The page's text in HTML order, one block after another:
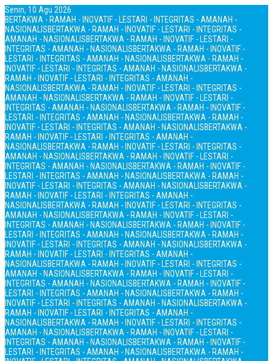
Senin, 10 Agu 2026
BERTAKWA - RAMAH - INOVATIF - LESTARI - INTEGRITAS - AMANAH -
NASIONALISBERTAKWA - RAMAH - INOVATIF - LESTARI - INTEGRITAS -
AMANAH - NASIONALISBERTAKWA - RAMAH - INOVATIF - LESTARI -
INTEGRITAS - AMANAH - NASIONALISBERTAKWA - RAMAH - INOVATIF -
LESTARI - INTEGRITAS - AMANAH - NASIONALISBERTAKWA - RAMAH -
INOVATIF - LESTARI - INTEGRITAS - AMANAH - NASIONALISBERTAKWA -
RAMAH - INOVATIF - LESTARI - INTEGRITAS - AMANAH -
NASIONALISBERTAKWA - RAMAH - INOVATIF - LESTARI - INTEGRITAS -
AMANAH - NASIONALISBERTAKWA - RAMAH - INOVATIF - LESTARI -
INTEGRITAS - AMANAH - NASIONALISBERTAKWA - RAMAH - INOVATIF -
LESTARI - INTEGRITAS - AMANAH - NASIONALISBERTAKWA - RAMAH -
INOVATIF - LESTARI - INTEGRITAS - AMANAH - NASIONALISBERTAKWA -
RAMAH - INOVATIF - LESTARI - INTEGRITAS - AMANAH -
NASIONALISBERTAKWA - RAMAH - INOVATIF - LESTARI - INTEGRITAS -
AMANAH - NASIONALISBERTAKWA - RAMAH - INOVATIF - LESTARI -
INTEGRITAS - AMANAH - NASIONALISBERTAKWA - RAMAH - INOVATIF -
LESTARI - INTEGRITAS - AMANAH - NASIONALISBERTAKWA - RAMAH -
INOVATIF - LESTARI - INTEGRITAS - AMANAH - NASIONALISBERTAKWA -
RAMAH - INOVATIF - LESTARI - INTEGRITAS - AMANAH -
NASIONALISBERTAKWA - RAMAH - INOVATIF - LESTARI - INTEGRITAS -
AMANAH - NASIONALISBERTAKWA - RAMAH - INOVATIF - LESTARI -
INTEGRITAS - AMANAH - NASIONALISBERTAKWA - RAMAH - INOVATIF -
LESTARI - INTEGRITAS - AMANAH - NASIONALISBERTAKWA - RAMAH -
INOVATIF - LESTARI - INTEGRITAS - AMANAH - NASIONALISBERTAKWA -
RAMAH - INOVATIF - LESTARI - INTEGRITAS - AMANAH -
NASIONALISBERTAKWA - RAMAH - INOVATIF - LESTARI - INTEGRITAS -
AMANAH - NASIONALISBERTAKWA - RAMAH - INOVATIF - LESTARI -
INTEGRITAS - AMANAH - NASIONALISBERTAKWA - RAMAH - INOVATIF -
LESTARI - INTEGRITAS - AMANAH - NASIONALISBERTAKWA - RAMAH -
INOVATIF - LESTARI - INTEGRITAS - AMANAH - NASIONALISBERTAKWA -
RAMAH - INOVATIF - LESTARI - INTEGRITAS - AMANAH -
NASIONALISBERTAKWA - RAMAH - INOVATIF - LESTARI - INTEGRITAS -
AMANAH - NASIONALISBERTAKWA - RAMAH - INOVATIF - LESTARI -
INTEGRITAS - AMANAH - NASIONALISBERTAKWA - RAMAH - INOVATIF -
LESTARI - INTEGRITAS - AMANAH - NASIONALISBERTAKWA - RAMAH -